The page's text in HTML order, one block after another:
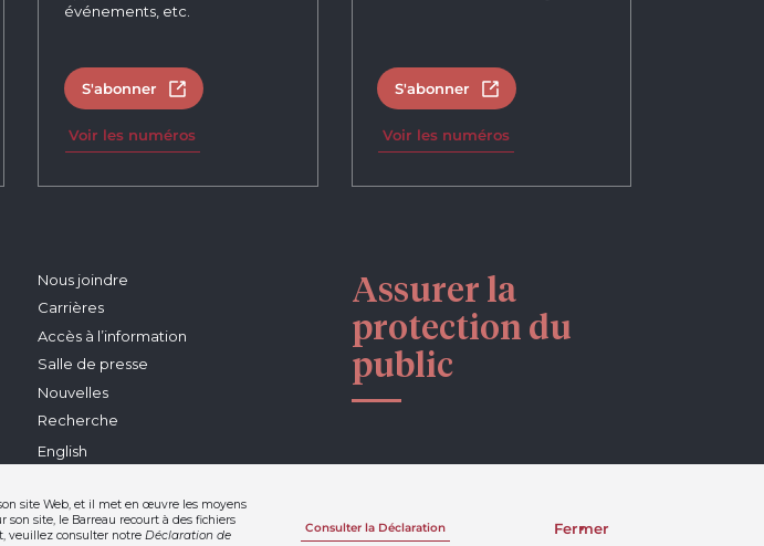
site Web, et il met en œuvre les moyens
site, le Barreau recourt à des fichiers
veuillez consulter notre Déclaration de
Consulter la Déclaration Fermer
événements, etc.
S'abonner Ouvrir dans un nouvel onglet
Voir les numéros
S'abonner Ouvrir dans un nouvel onglet
Voir les numéros
Nous joindre
Carrières
Accès à l’information
Salle de presse
Nouvelles
Recherche
English
Assurer la
protection du
public